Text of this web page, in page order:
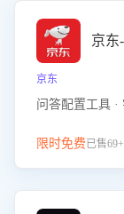
京东
京东
问答配置工具 ·
限时免费已售69+